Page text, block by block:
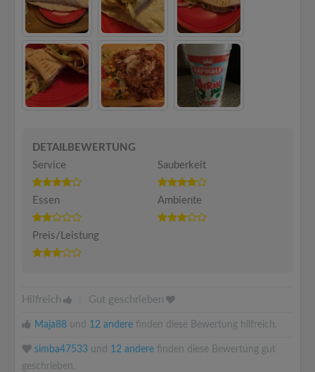
DETAILBEWERTUNG
Service
Sauberkeit
Essen Ambiente
Preis/Leistung
Hilfreich Gut geschrieben
Maja88 und 12 andere finden diese Bewertung hilfreich.
simba47533 und 12 andere finden diese Bewertung gut
geschrieben.